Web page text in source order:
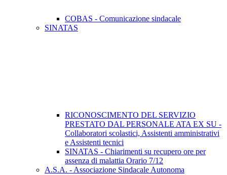
COBAS - Comunicazione sindacale
SINATAS
RICONOSCIMENTO DEL SERVIZIO
PRESTATO DAL PERSONALE ATA EX SU -
Collaboratori scolastici, Assistenti amministrativi
e Assistenti tecnici
SINATAS - Chiarimenti su recupero ore per
assenza di malattia Orario 7/12
A.S.A. - Associazione Sindacale Autonoma